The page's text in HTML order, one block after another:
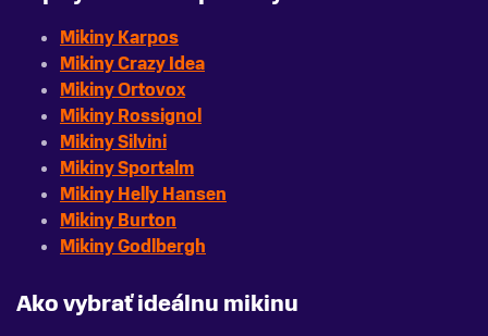
Mikiny Karpos
Mikiny Crazy Idea
Mikiny Ortovox
Mikiny Rossignol
Mikiny Silvini
Mikiny Sportalm
Mikiny Helly Hansen
Mikiny Burton
Mikiny Godlbergh
Ako vybrať ideálnu mikinu